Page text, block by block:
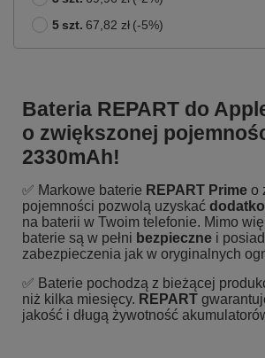
5szt. 67,82 zł (-5%)
Bateria REPART do
o zwiększonej
2330mAh!
✅ Markowe baterie REPART Prime o
pojemności pozwolą uzyskać
na baterii w Twoim telefonie. Mimo
baterie są w pełni bezpieczne i
zabezpieczenia jak w oryginalnych
✅ Baterie pochodzą z bieżącej
niż kilka miesięcy. REPART
jakość i długą żywotność